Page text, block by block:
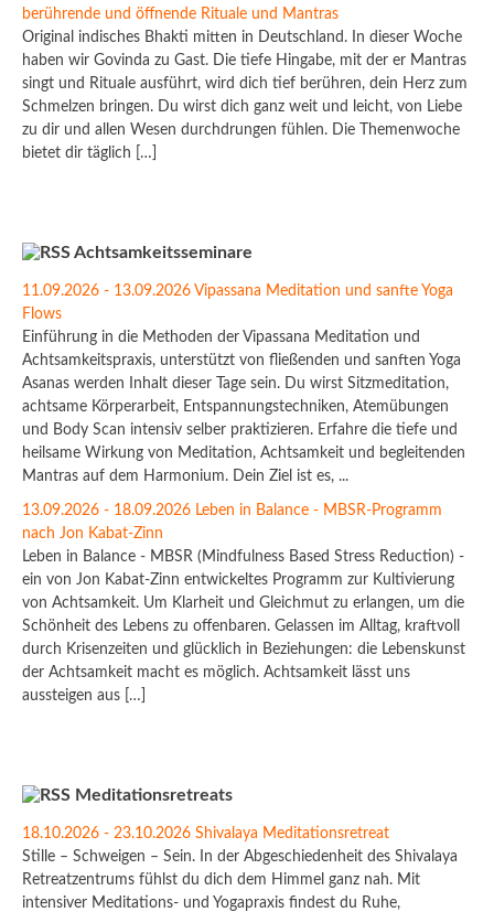
berührende und öffnende Rituale und Mantras
Original indisches Bhakti mitten in Deutschland. In dieser Woche
haben wir Govinda zu Gast. Die tiefe Hingabe, mit der er Mantras
singt und Rituale ausführt, wird dich tief berühren, dein Herz zum
Schmelzen bringen. Du wirst dich ganz weit und leicht, von Liebe
zu dir und allen Wesen durchdrungen fühlen. Die Themenwoche
bietet dir täglich […]
Achtsamkeitsseminare
11.09.2026 - 13.09.2026 Vipassana Meditation und sanfte Yoga
Flows
Einführung in die Methoden der Vipassana Meditation und
Achtsamkeitspraxis, unterstützt von fließenden und sanften Yoga
Asanas werden Inhalt dieser Tage sein. Du wirst Sitzmeditation,
achtsame Körperarbeit, Entspannungstechniken, Atemübungen
und Body Scan intensiv selber praktizieren. Erfahre die tiefe und
heilsame Wirkung von Meditation, Achtsamkeit und begleitenden
Mantras auf dem Harmonium. Dein Ziel ist es, ...
13.09.2026 - 18.09.2026 Leben in Balance - MBSR-Programm
nach Jon Kabat-Zinn
Leben in Balance - MBSR (Mindfulness Based Stress Reduction) -
ein von Jon Kabat-Zinn entwickeltes Programm zur Kultivierung
von Achtsamkeit. Um Klarheit und Gleichmut zu erlangen, um die
Schönheit des Lebens zu offenbaren. Gelassen im Alltag, kraftvoll
durch Krisenzeiten und glücklich in Beziehungen: die Lebenskunst
der Achtsamkeit macht es möglich. Achtsamkeit lässt uns
aussteigen aus […]
Meditationsretreats
18.10.2026 - 23.10.2026 Shivalaya Meditationsretreat
Stille – Schweigen – Sein. In der Abgeschiedenheit des Shivalaya
Retreatzentrums fühlst du dich dem Himmel ganz nah. Mit
intensiver Meditations- und Yogapraxis findest du Ruhe,